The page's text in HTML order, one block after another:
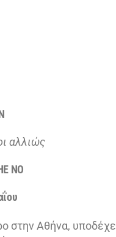
αλλιώς
NO
στην Αθήνα,